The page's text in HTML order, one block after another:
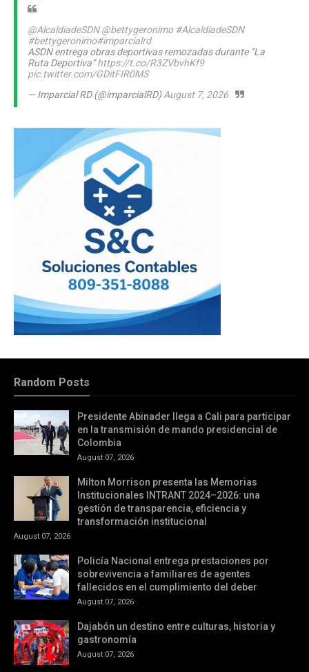
@AlcaldiadeSDN @bettygeronimo #AlcaldiadeSDN
#bettygeronimo#imparcialrd
ASDN entrega obras deportivas remozadas durante “La
Ruta Deportiva”https://t.co/R3ZVbvhKf9
pic.twitter.com/GDitFIR0MS
— Imparcial RD (@imparcialRD)August 7, 2026
Random Posts
Presidente Abinader llega a Cali para participar
en la transmisión de mando presidencial de
Colombia
August 07, 2026
Milton Morrison presenta las Memorias
Institucionales INTRANT 2024–2026: una
gestión de transparencia, eficiencia y
transformación institucional
August 07, 2026
Policía Nacional entrega prestaciones por
sobrevivencia a familiares de agentes
fallecidos en el cumplimiento del deber
August 07, 2026
Dajabón un destino entre culturas, historia y
gastronomía
August 07, 2026